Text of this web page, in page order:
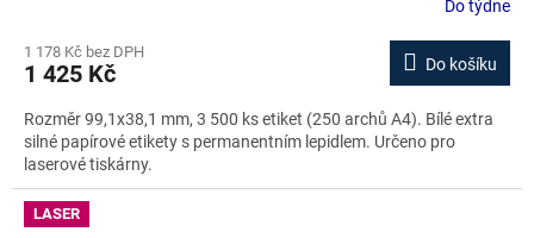
Do týdne
1 178 Kč bez DPH
1 425 Kč Do košíku
Rozměr 99,1x38,1 mm, 3 500 ks etiket (250 archů A4). Bílé extra
silné papírové etikety s permanentním lepidlem. Určeno pro
laserové tiskárny.
LASER